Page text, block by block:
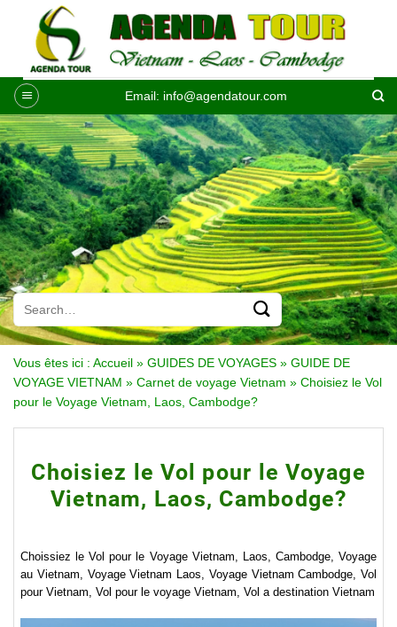
contenu
Email: info@agendatour.com
Vous êtes ici : Accueil » GUIDES DE VOYAGES » GUIDE DE
VOYAGE VIETNAM » Carnet de voyage Vietnam » Choisiez le Vol
pour le Voyage Vietnam, Laos, Cambodge?
Choisiez le Vol pour le Voyage
Vietnam, Laos, Cambodge?
Choissiez le Vol pour le Voyage Vietnam, Laos, Cambodge, Voyage
au Vietnam, Voyage Vietnam Laos, Voyage Vietnam Cambodge, Vol
pour Vietnam, Vol pour le voyage Vietnam, Vol a destination Vietnam